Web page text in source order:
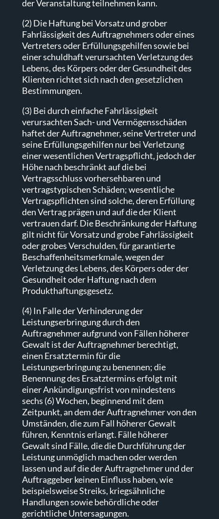
der Veranstaltung teilnehmen kann.
(2) Die Haftung bei Vorsatz und grober
Fahrlässigkeit des Auftragnehmers oder eines
Vertreters oder Erfüllungsgehilfen sowie bei
einer schuldhaft verursachten Verletzung des
Lebens, des Körpers oder der Gesundheit des
Klienten richtet sich nach den gesetzlichen
Bestimmungen.
(3) Bei durch einfache Fahrlässigkeit
verursachten Sach- und Vermögensschäden
haftet der Auftragnehmer, seine Vertreter und
seine Erfüllungsgehilfen nur bei Verletzung
einer wesentlichen Vertragspflicht, jedoch der
Höhe nach beschränkt auf die bei
Vertragsschluss vorhersehbaren und
vertragstypischen Schäden; wesentliche
Vertragspflichten sind solche, deren Erfüllung
den Vertrag prägen und auf die der Klient
vertrauen darf. Die Beschränkung der Haftung
gilt nicht für Vorsatz und grobe Fahrlässigkeit
oder grobes Verschulden, für garantierte
Beschaffenheitsmerkmale, wegen der
Verletzung des Lebens, des Körpers oder der
Gesundheit oder Haftung nach dem
Produkthaftungsgesetz.
(4) In Falle der Verhinderung der
Leistungserbringung durch den
Auftragnehmer aufgrund von Fällen höherer
Gewalt ist der Auftragnehmer berechtigt,
einen Ersatztermin für die
Leistungserbringung zu benennen; die
Benennung des Ersatztermins erfolgt mit
einer Ankündigungsfrist von mindestens
sechs (6) Wochen, beginnend mit dem
Zeitpunkt, an dem der Auftragnehmer von den
Umständen, die zum Fall höherer Gewalt
führen, Kenntnis erlangt. Fälle höherer
Gewalt sind Fälle, die die Durchführung der
Leistung unmöglich machen oder werden
lassen und auf die der Auftragnehmer und der
Auftraggeber keinen Einfluss haben, wie
beispielsweise Streiks, kriegsähnliche
Handlungen sowie behördliche oder
gerichtliche Untersagungen.